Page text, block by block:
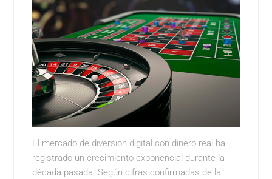
El mercado de diversión digital con dinero real ha
registrado un crecimiento exponencial durante la
década pasada. Según cifras confirmadas de la